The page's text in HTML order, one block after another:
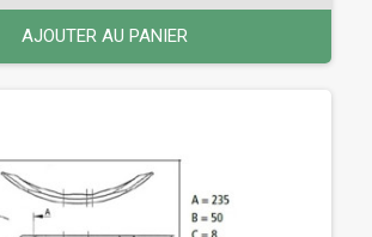
AJOUTER AU PANIER